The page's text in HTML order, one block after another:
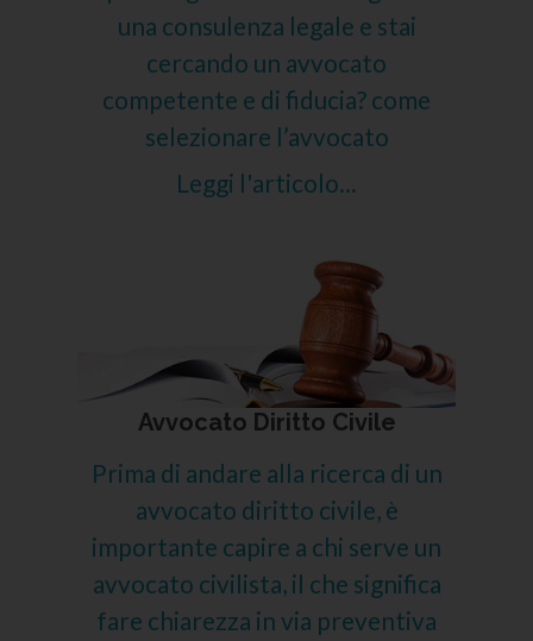
una consulenza legale e stai
cercando un avvocato
competente e di fiducia? come
selezionare l’avvocato
Leggi l'articolo...
Avvocato Diritto Civile
Prima di andare alla ricerca di un
avvocato diritto civile, è
importante capire a chi serve un
avvocato civilista, il che significa
fare chiarezza in via preventiva